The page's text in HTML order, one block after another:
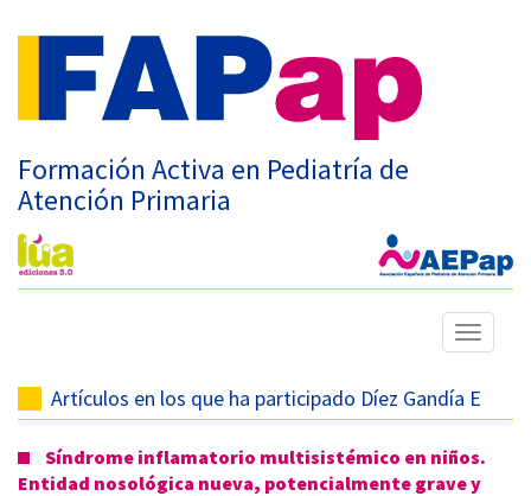
Formación Activa en Pediatría de
Atención Primaria
Mostrar
menú
Artículos en los que ha participado Díez Gandía E
Síndrome inflamatorio multisistémico en niños.
Entidad nosológica nueva, potencialmente grave y